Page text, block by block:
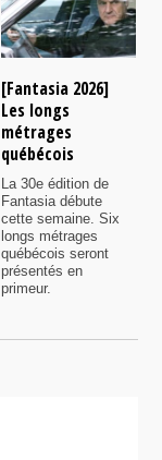
[Fantasia 2026]
Les longs
métrages
québécois
La 30e édition de
Fantasia débute
cette semaine. Six
longs métrages
québécois seront
présentés en
primeur.